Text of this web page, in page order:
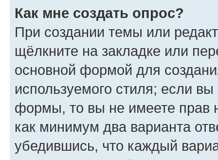
Как мне создать опрос?
При создании темы или
щёлкните на закладке или
основной формой для
используемого стиля; если
формы, то вы не имеете прав
как минимум два варианта
убедившись, что каждый